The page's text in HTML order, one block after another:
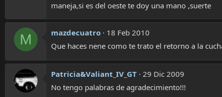
maneja,si es del oeste te doy una mano ,suerte
M mazdecuatro
18 Feb 2010
Que haces nene como te trato el retorno a la
Patricia&Valiant_IV_GT
29 Dic 2009
No tengo palabras de agradecimiento!!!